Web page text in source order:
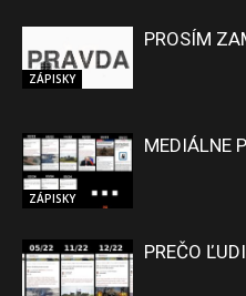
ZÁPISKY
PROSÍM
ZÁPISKY
MEDIÁLNE
PREČO